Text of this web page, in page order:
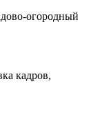
огородный
кадров,